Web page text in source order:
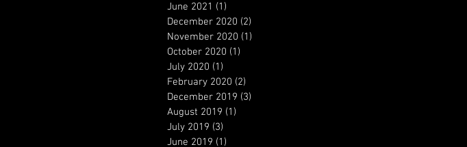
June 2021 (1)
December 2020 (2)
November 2020 (1)
October 2020 (1)
July 2020 (1)
February 2020 (2)
December 2019 (3)
August 2019 (1)
July 2019 (3)
June 2019 (1)